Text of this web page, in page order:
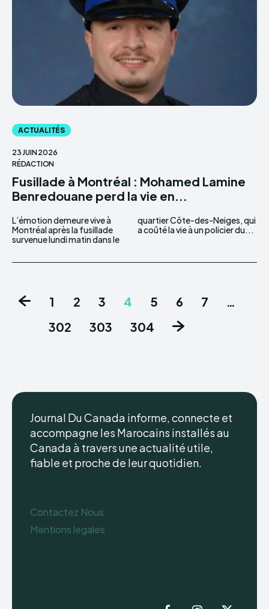
ACTUALITÉS
23 JUIN 2026
RÉDACTION
Fusillade à Montréal : Mohamed Lamine
Benredouane perd la vie en...
L’émotion demeure vive à
Montréal après la fusillade
survenue lundi matin dans le
quartier Côte-des-Neiges, qui
a coûté la vie à un policier du...
1 2 3 4 5 6 7
…
302
303 304
Journal Du Canada informe, connecte et
accompagne les Marocains installés au
Canada à travers une actualité utile,
fiable et proche de leur quotidien.
Contactez Nous
Mentions legales